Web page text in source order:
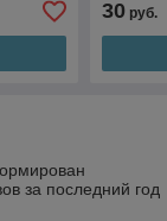
30руб.
за последний год